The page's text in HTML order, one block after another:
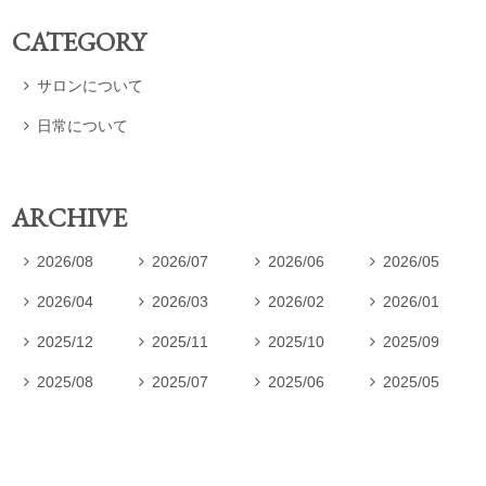
CATEGORY
 サロンについて
 日常について
ARCHIVE
 2026/08  2026/07  2026/06  2026/05
 2026/04  2026/03  2026/02  2026/01
 2025/12  2025/11  2025/10  2025/09
 2025/08  2025/07  2025/06  2025/05